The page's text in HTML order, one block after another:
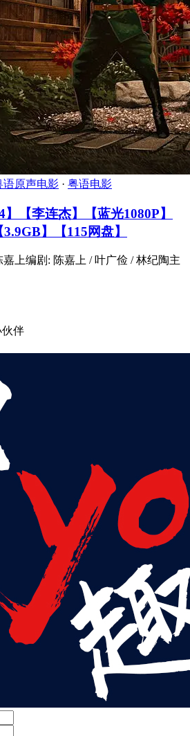
语原声电影 · 粤语电影
】【李连杰】【蓝光1080P】
】【115网盘】
嘉上编剧: 陈嘉上 / 叶广俭 / 林纪陶主
伙伴